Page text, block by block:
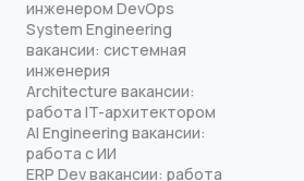
инженером DevOps
System Engineering
вакансии: системная
инженерия
Architecture вакансии:
работа IT-архитектором
AI Engineering вакансии:
работа с ИИ
ERP Dev вакансии: работа